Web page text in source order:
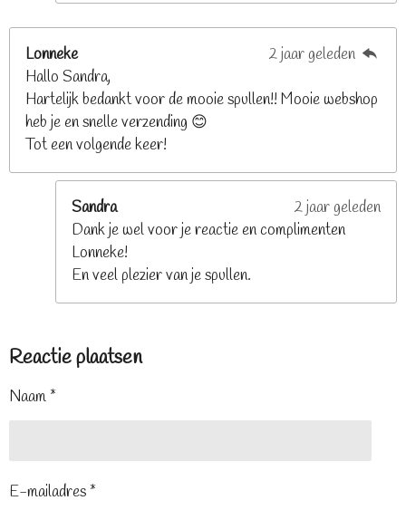
Lonneke
2 jaar geleden
Hallo Sandra,
Hartelijk bedankt voor de mooie spullen!! Mooie webshop
heb je en snelle verzending 😊
Tot een volgende keer!
Sandra
2 jaar geleden
Dank je wel voor je reactie en complimenten
Lonneke!
En veel plezier van je spullen.
Reactie plaatsen
Naam *
E-mailadres *